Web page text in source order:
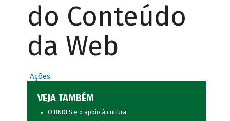
do Conteúdo
da Web
Ações
VEJA TAMBÉM
O BNDES e o apoio à cultura